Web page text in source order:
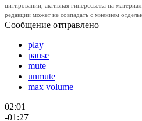
цитировании, активная гиперссылка на
редакции может не совпадать с мнением
Сообщение отправлено
play
pause
mute
unmute
max volume
02:01
-01:27